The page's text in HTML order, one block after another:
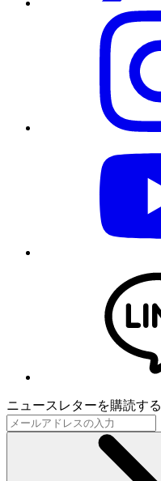
ニュースレターを購読する